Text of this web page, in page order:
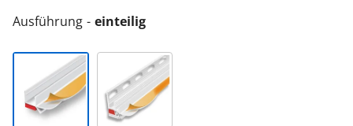
Ausführung einteilig